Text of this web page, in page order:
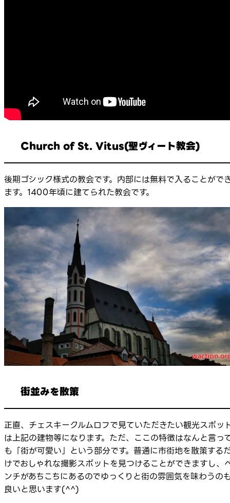
Church of St. Vitus(聖ヴィート教会)
後期ゴシック様式の教会です。内部には無料で入ることがで
ます。1400年頃に建てられた教会です。
街並みを散策
正直、チェスキークルムロフで見ていただきたい観光スポッ
は上記の建物等になります。ただ、ここの特徴はなんと言っ
も「街が可愛い」という部分です。普通に市街地を散策する
けでおしゃれな撮影スポットを見つけることができますし、
ンチがあちこちにあるのでゆっくりと街の雰囲気を味わうの
良いと思います(^^)